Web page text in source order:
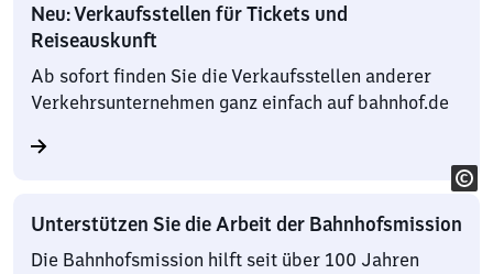
Neu: Verkaufsstellen für Tickets und
Reiseauskunft
Ab sofort finden Sie die Verkaufsstellen anderer
Verkehrsunternehmen ganz einfach auf bahnhof.de
Unterstützen Sie die Arbeit der Bahnhofsmission
Die Bahnhofsmission hilft seit über 100 Jahren